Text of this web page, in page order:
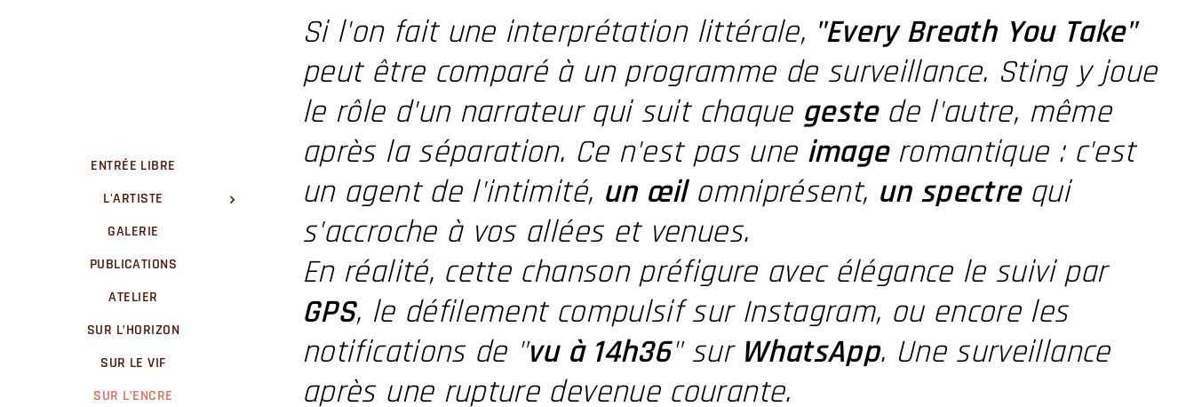
ENTRÉE LIBRE
L'ARTISTE
GALERIE
PUBLICATIONS
ATELIER
SUR L’HORIZON
SUR LE VIF
SUR L’ENCRE
Si l'on fait une interprétation littérale, "Every Breath You Take"
peut être comparé à un programme de surveillance. Sting y joue
le rôle d'un narrateur qui suit chaque geste de l'autre, même
après la séparation. Ce n'est pas une image romantique : c'est
un agent de l'intimité, un œilomniprésent, un spectre qui
s'accroche à vos allées et venues.
En réalité, cette chanson préfigure avec élégance le suivi par
GPS, le défilement compulsif sur Instagram, ou encore les
notifications de "vu à 14h36" sur WhatsApp. Une surveillance
après une rupture devenue courante.